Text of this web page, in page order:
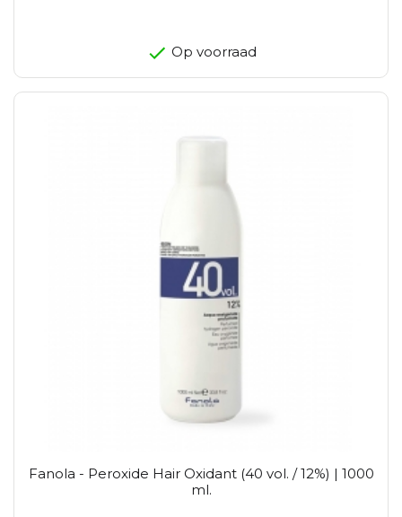
Op voorraad
Fanola - Peroxide Hair Oxidant (40 vol. / 12%) | 1000
ml.